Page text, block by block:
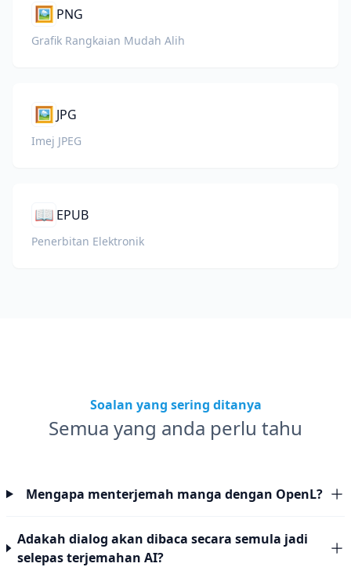
🖼️ PNG
Grafik Rangkaian Mudah Alih
🖼️ JPG
Imej JPEG
📖 EPUB
Penerbitan Elektronik
Soalan yang sering ditanya
Semua yang anda perlu tahu
Mengapa menterjemah manga dengan OpenL?
Adakah dialog akan dibaca secara semula jadi
selepas terjemahan AI?